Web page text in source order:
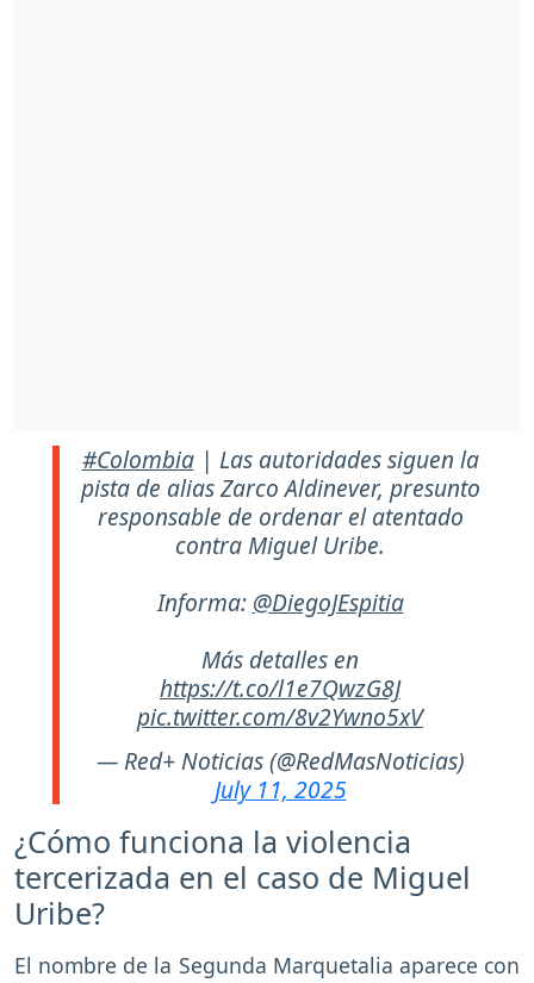
#Colombia| Las autoridades siguen la
pista de alias Zarco Aldinever, presunto
responsable de ordenar el atentado
contra Miguel Uribe.
Informa: @DiegoJEspitia
Más detalles en
https://t.co/l1e7QwzG8J
pic.twitter.com/8v2Ywno5xV
— Red+ Noticias (@RedMasNoticias)
July 11, 2025
¿Cómo funciona la violencia
tercerizada en el caso de Miguel
Uribe?
El nombre de la Segunda Marquetalia aparece con